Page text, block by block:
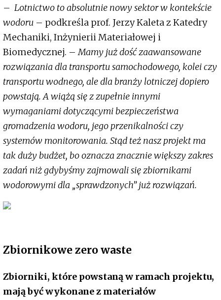
– Lotnictwo to absolutnie nowy sektor w kontekście
wodoru – podkreśla prof. Jerzy Kaleta z Katedry
Mechaniki, Inżynierii Materiałowej i
Biomedycznej. –Mamy już dość zaawansowane
rozwiązania dla transportu samochodowego, kolei czy
transportu wodnego, ale dla branży lotniczej dopiero
powstają. A wiążą się z zupełnie innymi
wymaganiami dotyczącymi bezpieczeństwa
gromadzenia wodoru, jego przenikalności czy
systemów monitorowania. Stąd też nasz projekt ma
tak duży budżet, bo oznacza znacznie większy zakres
zadań niż gdybyśmy zajmowali się zbiornikami
wodorowymi dla „sprawdzonych” już rozwiązań.
Zbiornikowe zero waste
Zbiorniki, które powstaną w ramach projektu,
mają być wykonane z materiałów